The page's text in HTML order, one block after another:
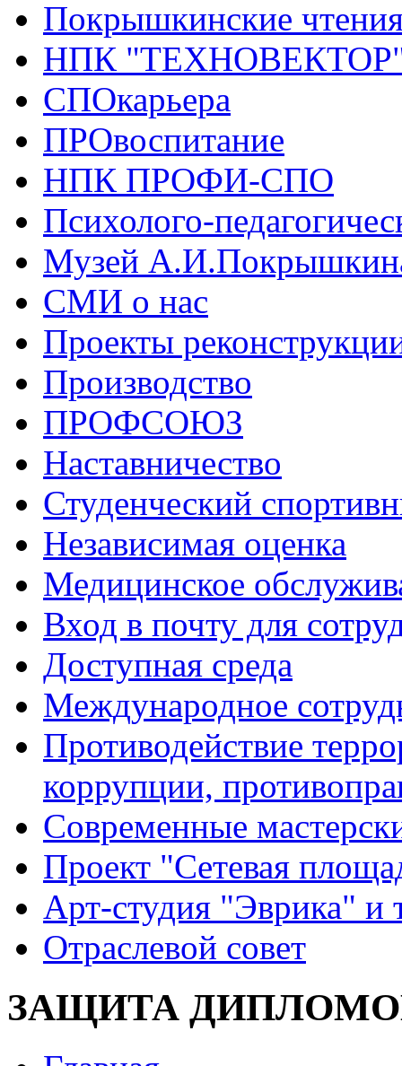
Покрышкинские
НПК
СПОкарьера
ПРОвоспитание
НПК ПРОФИ-СПО
Психолого-
Музей
СМИ о нас
Проекты
Производство
ПРОФСОЮЗ
Наставничество
Студенческий
Независимая оценка
Медицинское
Вход в почту для
Доступная среда
Международное
Противодействие
коррупции,
Современные
Проект "Сетевая
Арт-студия "Эврика" и
Отраслевой совет
ЗАЩИТА